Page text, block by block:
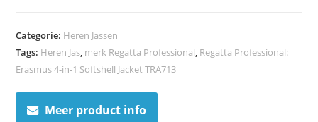
Categorie: Heren Jassen
Tags: Heren Jas, merk Regatta Professional, Regatta Professional:
Erasmus 4-in-1 Softshell Jacket TRA713
Meer product info